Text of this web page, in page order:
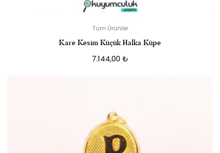
Tüm Ürünler
Kare Kesim Küçük Halka Küpe
7.144,00 ₺